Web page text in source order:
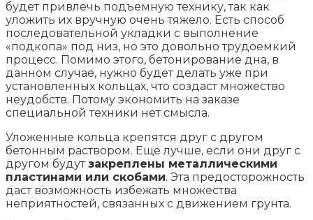
будет привлечь подъемную технику, так как
уложить их вручную очень тяжело. Есть способ
последовательной укладки с выполнение
«подкопа» под низ, но это довольно трудоемкий
процесс. Помимо этого, бетонирование дна, в
данном случае, нужно будет делать уже при
установленных кольцах, что создаст множество
неудобств. Потому экономить на заказе
специальной техники нет смысла.
Уложенные кольца крепятся друг с другом
бетонным раствором. Еще лучше, если они друг с
другом будутзакреплены металлическими
пластинами или скобами. Эта предосторожность
даст возможность избежать множества
неприятностей, связанных с движением грунта.